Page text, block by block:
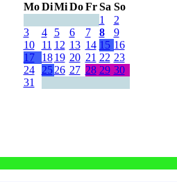
Mo DiMi Do Fr Sa So
1
2
3
4 5 6 7 8
9
10
11 12 13 14 15 16
17
18 19 20 21 22 23
24
25 26 27 28 29 30
31